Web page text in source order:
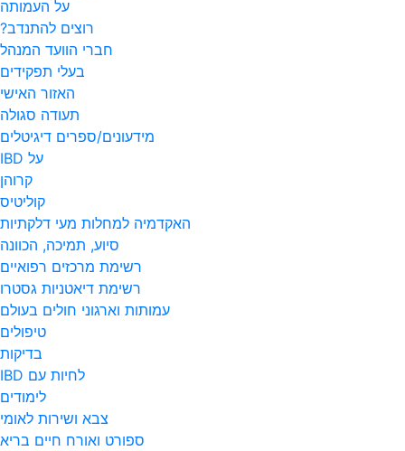
על העמותה
רוצים להתנדב?
חברי הוועד המנהל
בעלי תפקידים
האזור האישי
תעודה סגולה
מידעונים/ספרים דיגיטלים
על IBD
קרוהן
קוליטיס
האקדמיה למחלות מעי דלקתיות
סיוע, תמיכה, הכוונה
רשימת מרכזים רפואיים
רשימת דיאטניות גסטרו
עמותות וארגוני חולים בעולם
טיפולים
בדיקות
לחיות עם IBD
לימודים
צבא ושירות לאומי
ספורט ואורח חיים בריא